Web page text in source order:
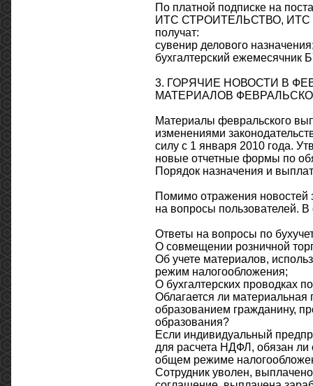
По платной подписке на
ИТС СТРОИТЕЛЬСТВО, ИТС
получат:
сувенир делового
бухгалтерский
3. ГОРЯЧИЕ НОВОСТИ В
МАТЕРИАЛОВ
Материалы февральского
изменениями
силу с 1 января 2010 года.
новые отчетные формы по
Порядок назначения и
Помимо отражения новостей
на вопросы пользователей.
Ответы на вопросы по
О совмещении розничной
Об учете материалов,
режим налогообложения;
О бухгалтерских проводках
Облагается ли
образованием гражданину,
образования?
Если индивидуальный
для расчета НДФЛ, обязан ли
общем режиме
Сотрудник уволен,